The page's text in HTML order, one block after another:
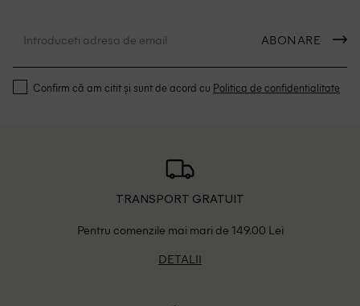
ABONARE
Confirm că am citit și sunt de acord cu Politica de confidentialitate
TRANSPORT GRATUIT
Pentru comenzile mai mari de 149.00 Lei
DETALII